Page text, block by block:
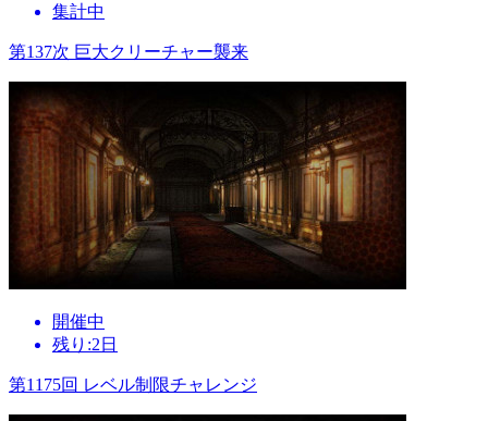
集計中
第137次 巨大クリーチャー襲来
開催中
残り:2日
第1175回 レベル制限チャレンジ